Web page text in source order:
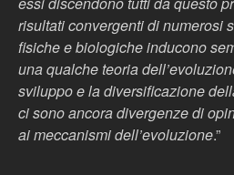
risultati convergenti di numerosi
fisiche e biologiche inducono
una qualche teoria
sviluppo e la diversificazione
ci sono ancora divergenze di
ai meccanismi dell’evoluzione.”